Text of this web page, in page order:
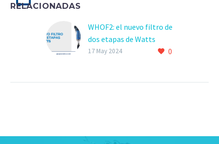
RELACIONADAS
WHOF2: el nuevo filtro de
dos etapas de Watts
0
17 May 2024